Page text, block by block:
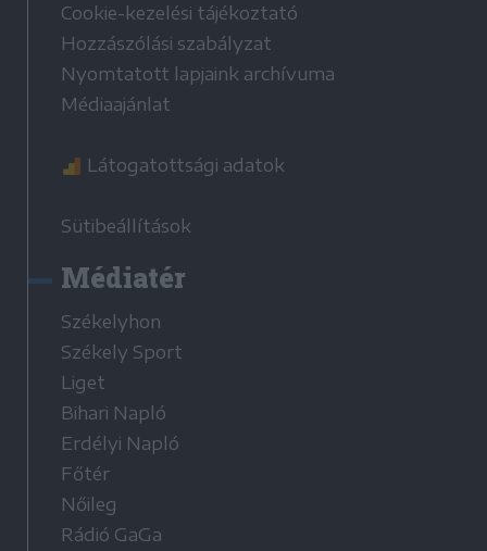
Cookie-kezelési tájékoztató
Hozzászólási szabályzat
Nyomtatott lapjaink archívuma
Médiaajánlat
Látogatottsági adatok
Sütibeállítások
Médiatér
Székelyhon
Székely Sport
Liget
Bihari Napló
Erdélyi Napló
Főtér
Nőileg
Rádió GaGa